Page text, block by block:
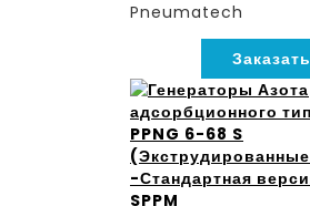
Pneumatech
Заказать